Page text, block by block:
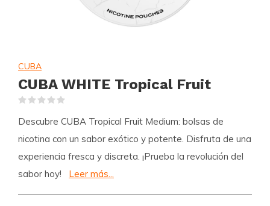
CUBA
CUBA WHITE Tropical Fruit
Descubre CUBA Tropical Fruit Medium: bolsas de
nicotina con un sabor exótico y potente. Disfruta de una
experiencia fresca y discreta. ¡Prueba la revolución del
sabor hoy!
Leer más...